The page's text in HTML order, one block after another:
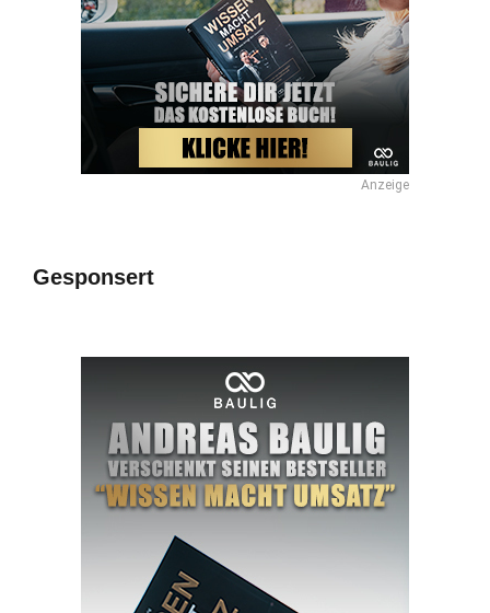
Anzeige
Gesponsert